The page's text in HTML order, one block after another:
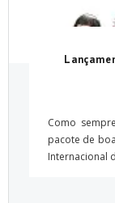
Como
pacote de
Internacional